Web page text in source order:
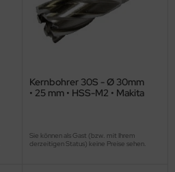
Kernbohrer 30S - Ø 30mm
• 25 mm • HSS-M2 • Makita
Sie können als Gast (bzw. mit Ihrem
derzeitigen Status) keine Preise sehen.